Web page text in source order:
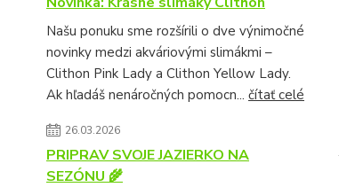
Našu ponuku sme rozšírili o dve výnimočné
novinky medzi akváriovými slimákmi –
Clithon Pink Lady a Clithon Yellow Lady.
Ak hľadáš nenáročných pomocn... čítať celé
26.03.2026
PRIPRAV SVOJE JAZIERKO NA
SEZÓNU 🌾